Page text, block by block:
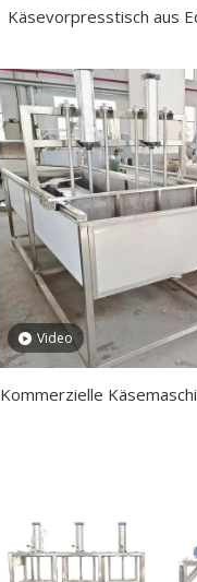
Käsevorpresstisch aus
Video
Kommerzielle